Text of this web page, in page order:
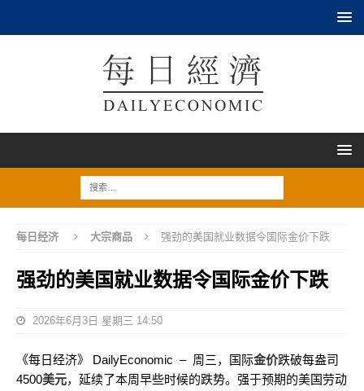
每日经济 大宗商品 强劲的美国就业数据令国际金价下跌
强劲的美国就业数据令国际金价下跌
2026年6月3日 星期三 14:50
《每日经济》 DailyEconomic – 周三，国际金价跌破每盎司
4500美元，延续了本周早些时候的跌势。强于预期的美国劳动